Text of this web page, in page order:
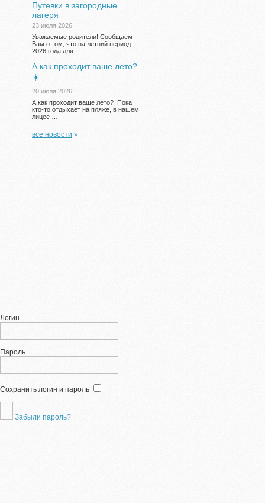
Путевки в загородные
лагеря
23 июля 2026
Уважаемые родители! Сообщаем
Вам о том, что на летний период
2026 года для …
А как проходит ваше лето?
☀️
20 июля 2026
А как проходит ваше лето? Пока
кто-то отдыхает на пляже, в нашем
лицее …
все новости »
Логин
Пароль
Сохранить логин и пароль
Забыли пароль?